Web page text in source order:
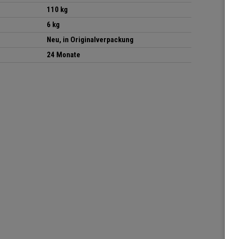
110 kg
6 kg
Neu, in Originalverpackung
24 Monate